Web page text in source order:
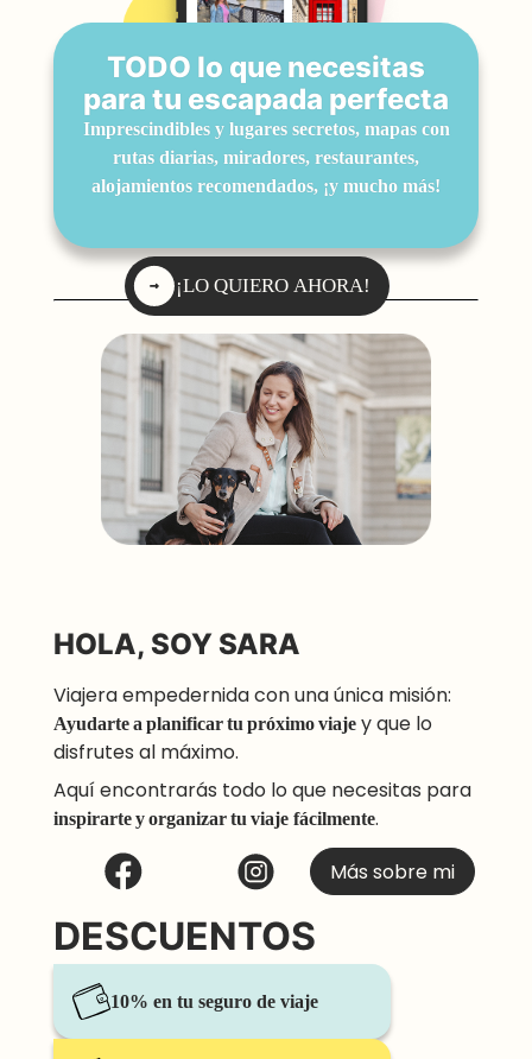
TODO lo que necesitas
para tu escapada perfecta
Imprescindibles y lugares secretos, mapas con
rutas diarias, miradores, restaurantes,
alojamientos recomendados, ¡y mucho más!
¡LO QUIERO AHORA!
HOLA, SOY SARA
Viajera empedernida con una única misión:
Ayudarte a planificar tu próximo viajey que lo
disfrutes al máximo.
Aquí encontrarás todo lo que necesitas para
inspirarte y organizar tu viajefácilmente.
Más sobre mi
DESCUENTOS
10% en tu seguro de viaje